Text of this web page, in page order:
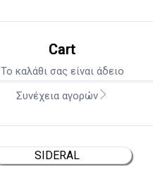
Cart
Το καλάθι σας είναι άδειο
Συνέχεια αγορών